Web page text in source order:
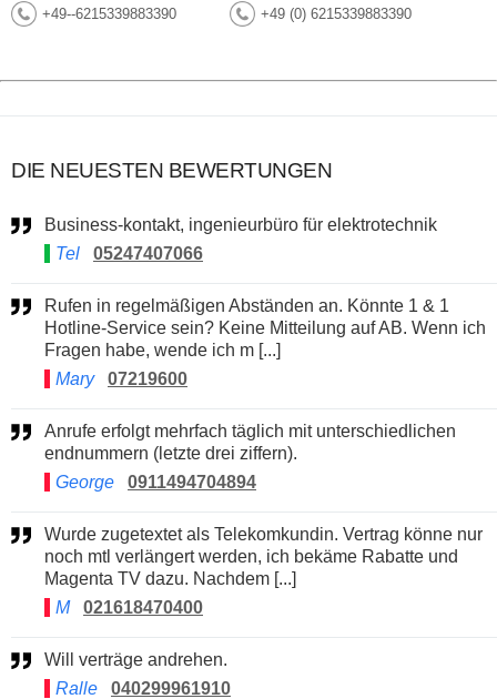
+49--6215339883390 +49 (0) 6215339883390
DIE NEUESTEN BEWERTUNGEN
Business-kontakt, ingenieurbüro für elektrotechnik
Tel
05247407066
Rufen in regelmäßigen Abständen an. Könnte 1 & 1
Hotline-Service sein? Keine Mitteilung auf AB. Wenn ich
Fragen habe, wende ich m [...]
Mary
07219600
Anrufe erfolgt mehrfach täglich mit unterschiedlichen
endnummern (letzte drei ziffern).
George
0911494704894
Wurde zugetextet als Telekomkundin. Vertrag könne nur
noch mtl verlängert werden, ich bekäme Rabatte und
Magenta TV dazu. Nachdem [...]
M
021618470400
Will verträge andrehen.
Ralle
040299961910